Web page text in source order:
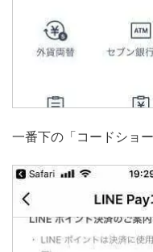
一番下の「コードショ